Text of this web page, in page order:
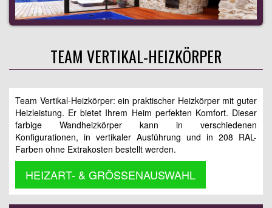
TEAM VERTIKAL-HEIZKÖRPER
Team Vertikal-Heizkörper: ein praktischer Heizkörper mit guter
Heizleistung. Er bietet Ihrem Heim perfekten Komfort. Dieser
farbige Wandheizkörper kann in verschiedenen
Konfigurationen, in vertikaler Ausführung und in 208 RAL-
Farben ohne Extrakosten bestellt werden.
HEIZART- & GRÖSSENAUSWAHL